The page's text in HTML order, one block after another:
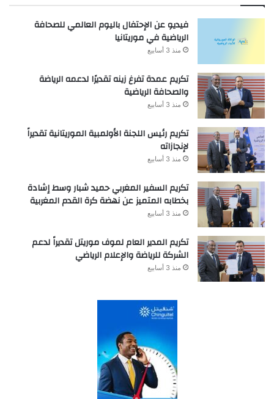
فيديو عن الإحتفال باليوم العالمي للصحافة
الرياضية في موريتانيا
منذ 3 أسابيع
تكريم عمدة تفرغ زينه تقديرًا لدعمه الرياضة
والصحافة الرياضية
منذ 3 أسابيع
تكريم رئيس اللجنة الأولمبية الموريتانية تقديراً
لإنجازاته
منذ 3 أسابيع
تكريم السفير المغربي حميد شبار وسط إشادة
بخطابه المتميز عن نهضة كرة القدم المغربية
منذ 3 أسابيع
تكريم المدير العام لموف موريتل تقديراً لدعم
الشركة للرياضة والإعلام الرياضي
منذ 3 أسابيع